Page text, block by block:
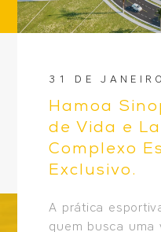
31 DE
Hamoa
de Vida e
Complexo
Exclusivo.
A prática
quem busca uma